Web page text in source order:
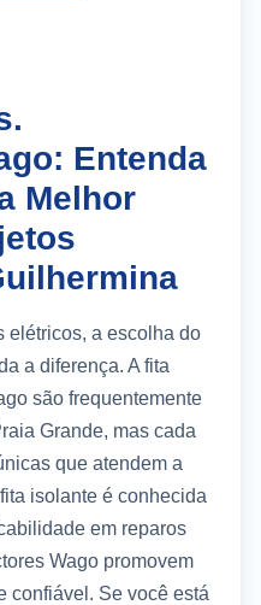
Entenda
Melhor
elétricos, a escolha do
a diferença. A fita
são frequentemente
Grande, mas cada
que atendem a
isolante é conhecida
em reparos
Wago promovem
confiável. Se você está